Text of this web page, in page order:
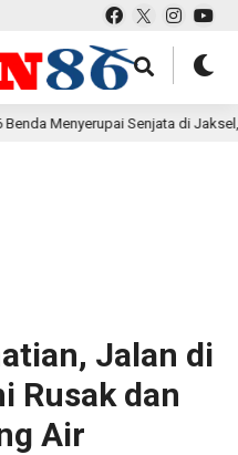
Senjata di Jaksel, Polda
Jalan di
Rusak dan
Air